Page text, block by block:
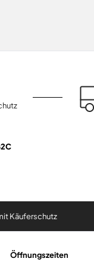
Öffnungszeiten